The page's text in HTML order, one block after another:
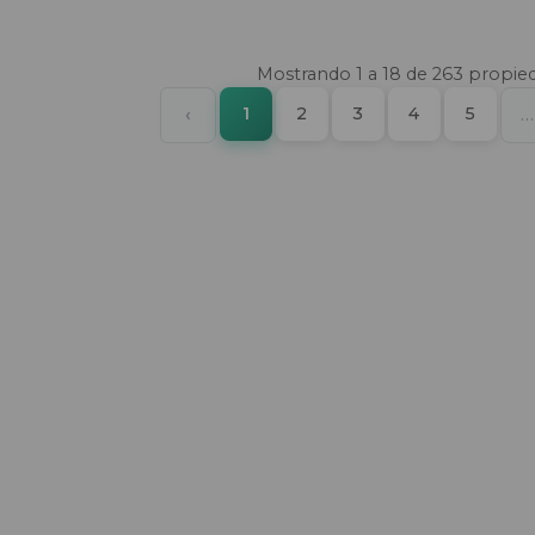
Mostrando 1 a 18 de 263
‹Previous
1(current)
2 3 4 5 …